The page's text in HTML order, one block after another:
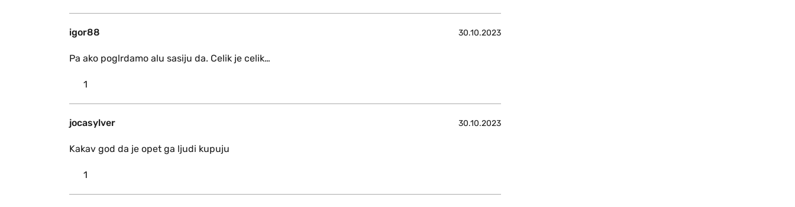
igor88 30.10.2023
Pa ako poglrdamo alu sasiju da. Celik je celik…
1
jocasylver 30.10.2023
Kakav god da je opet ga ljudi kupuju
1